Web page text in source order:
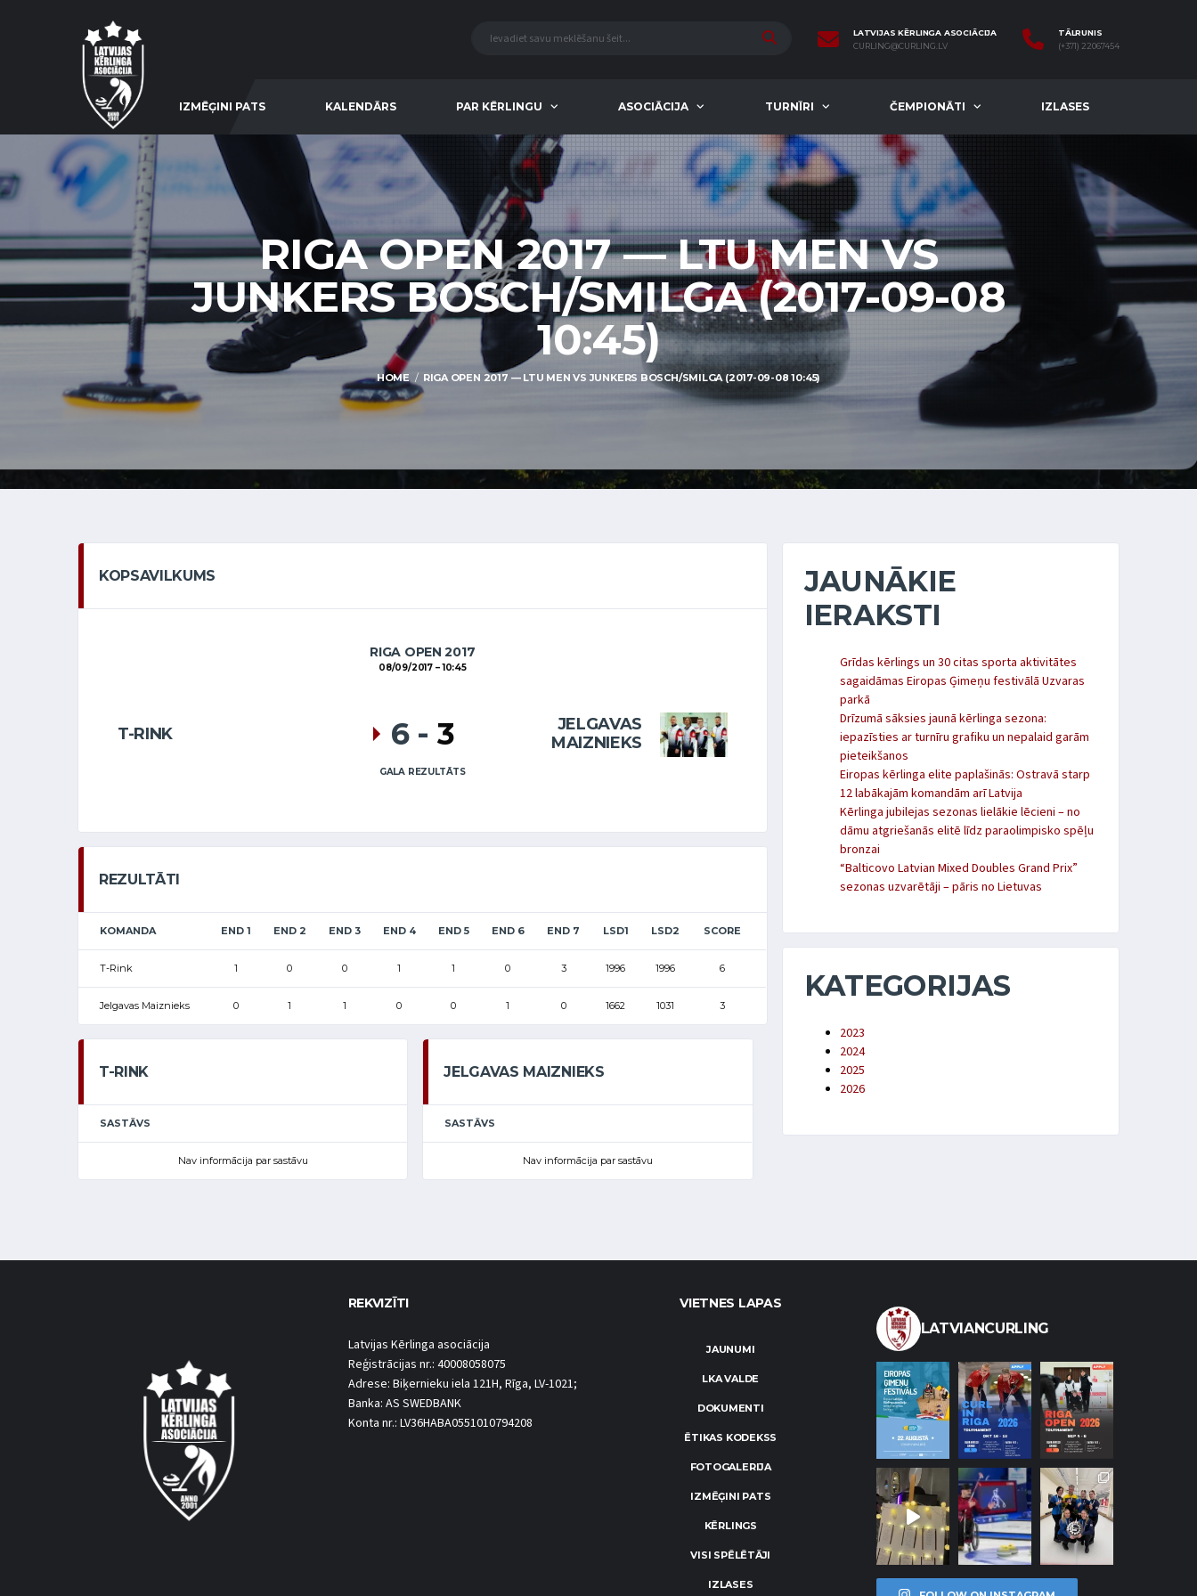
LATVIJAS KĒRLINGA ASOCIĀCIJA
CURLING@CURLING.LV
TĀLRUNIS
(+371) 22067454
IZMĒĢINI PATS KALENDĀRS PAR KĒRLINGU ASOCIĀCIJA TURNĪRI ČEMPIONĀTI IZLASES
RIGA OPEN 2017 — LTU MEN VS
JUNKERS BOSCH/SMILGA (2017-09-08
10:45)
HOME RIGA OPEN 2017 — LTU MEN VS JUNKERS BOSCH/SMILGA (2017-09-08 10:45)
KOPSAVILKUMS
RIGA OPEN 2017
08/09/2017 10:45
T-RINK
JELGAVAS
MAIZNIEKS
6 - 3
GALA REZULTĀTS
REZULTĀTI
KOMANDA END 1 END 2 END 3 END 4 END 5 END 6 END 7 LSD1 LSD2 SCORE
T-Rink 1 0 0 1 1 0 3 1996 1996 6
Jelgavas Maiznieks 0 1 1 0 0 1 0 1662 1031 3
T-RINK
SASTĀVS
Nav informācija par sastāvu
JELGAVAS MAIZNIEKS
SASTĀVS
Nav informācija par sastāvu
JAUNĀKIE
IERAKSTI
Grīdas kērlings un 30 citas sporta aktivitātes
sagaidāmas Eiropas Ģimeņu festivālā Uzvaras
parkā
Drīzumā sāksies jaunā kērlinga sezona:
iepazīsties ar turnīru grafiku un nepalaid garām
pieteikšanos
Eiropas kērlinga elite paplašinās: Ostravā starp
12 labākajām komandām arī Latvija
Kērlinga jubilejas sezonas lielākie lēcieni – no
dāmu atgriešanās elitē līdz paraolimpisko spēļu
bronzai
“Balticovo Latvian Mixed Doubles Grand Prix”
sezonas uzvarētāji – pāris no Lietuvas
KATEGORIJAS
2023
2024
2025
2026
REKVIZĪTI
Latvijas Kērlinga asociācija
Reģistrācijas nr.: 40008058075
Adrese: Biķernieku iela 121H, Rīga, LV-1021;
Banka: AS SWEDBANK
Konta nr.: LV36HABA0551010794208
VIETNES LAPAS
JAUNUMI
LKA VALDE
DOKUMENTI
ĒTIKAS KODEKSS
FOTOGALERIJA
IZMĒĢINI PATS
KĒRLINGS
VISI SPĒLĒTĀJI
IZLASES
LATVIANCURLING